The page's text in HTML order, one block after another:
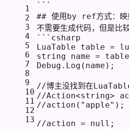
1
2
3
4
5
6
7
8
9
10
11
12
13
```
## 使用by ref方式：映
不需要生成代码，但是
```csharp
LuaTable table =
string name =
Debug.Log(name);
//博主没找到在
//Action<string>
//action("apple");
//action = null;